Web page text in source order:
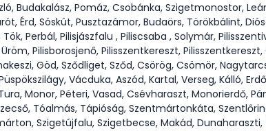
Budakalász, Pomáz, Csobánka, Szigetmonostor,
Érd, Sóskút, Pusztazámor, Budaörs, Törökbálint,
Perbál, Pilisjászfalu , Piliscsaba , Solymár,
Pilisborosjenő, Pilisszentkereszt,
Göd, Sződliget, Sződ, Csörög, Csömör,
Vácduka, Aszód, Kartal, Verseg, Kálló,
Monor, Péteri, Vasad, Csévharaszt, Monorierdő,
Tóalmás, Tápióság, Szentmártonkáta,
Szigetújfalu, Szigetbecse, Makád,